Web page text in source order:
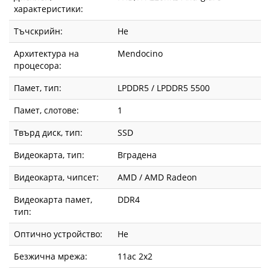
характеристики:
Тъчскрийн:
Не
Архитектура на
процесора:
Mendocino
Памет, тип:
LPDDR5 / LPDDR5 5500
Памет, слотове:
1
Твърд диск, тип:
SSD
Видеокарта, тип:
Вградена
Видеокарта, чипсет:
AMD / AMD Radeon
Видеокарта памет,
тип:
DDR4
Оптично устройство:
Не
Безжична мрежа:
11ac 2x2